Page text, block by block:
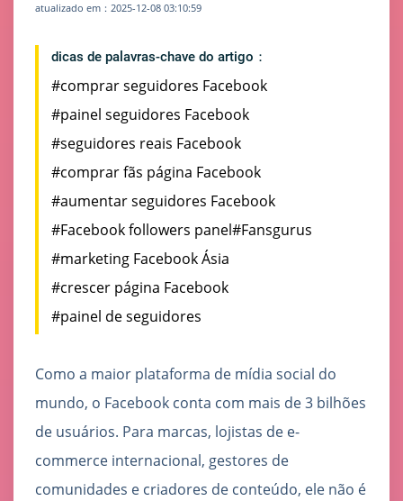
atualizado em：2025-12-08 03:10:59
dicas de palavras-chave do artigo：
#comprar seguidores Facebook
#painel seguidores Facebook
#seguidores reais Facebook
#comprar fãs página Facebook
#aumentar seguidores Facebook
#Facebook followers panel#Fansgurus
#marketing Facebook Ásia
#crescer página Facebook
#painel de seguidores
Como a maior plataforma de mídia social do
mundo, o Facebook conta com mais de 3 bilhões
de usuários. Para marcas, lojistas de e-
commerce internacional, gestores de
comunidades e criadores de conteúdo, ele não é